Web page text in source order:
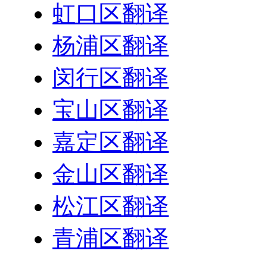
虹口区翻译
杨浦区翻译
闵行区翻译
宝山区翻译
嘉定区翻译
金山区翻译
松江区翻译
青浦区翻译